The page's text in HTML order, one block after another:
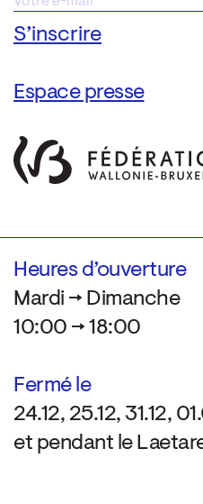
Espace presse
Heures d’ouverture
Mardi → Dimanche
10:00 → 18:00
Fermé le
24.12, 25.12, 31.12,
et pendant le